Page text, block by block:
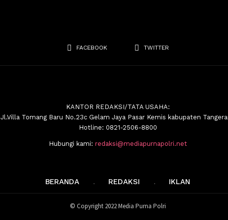
FACEBOOK TWITTER
KANTOR REDAKSI/TATA USAHA:
Jl.Villa Tomang Baru No.23c Gelam Jaya Pasar Kemis kabupaten
Hotline: 0821-2506-8800
Hubungi kami: redaksi@mediapurnapolri.net
BERANDA REDAKSI IKLAN
© Copyright 2022 Media Purna Polri